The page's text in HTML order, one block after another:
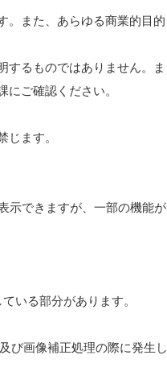
。また、あらゆる商業的目的
するものではありません。ま
ご確認ください。
じます。
示できますが、一部の機能が
いる部分があります。
び画像補正処理の際に発生し